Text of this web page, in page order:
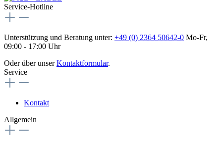
Service-Hotline
Unterstützung und Beratung unter: +49 (0) 2364 50642-0 Mo-Fr,
09:00 - 17:00 Uhr
Oder über unserKontaktformular.
Service
Kontakt
Allgemein